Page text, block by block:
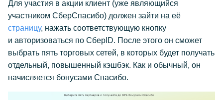
Для участия в акции клиент (уже являющийся
участником СберСпасибо) должен зайти на её
страницу, нажать соответствующую кнопку
и авторизоваться по СберID. После этого он сможет
выбрать пять торговых сетей, в которых будет получать
отдельный, повышенный кэшбэк. Как и обычный, он
начисляется бонусами Спасибо.